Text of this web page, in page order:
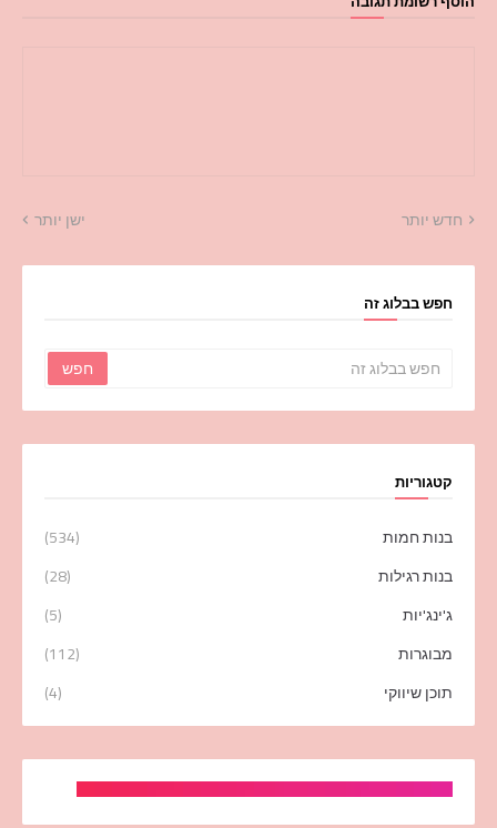
חדש יותר ישן יותר
חפש בבלוג זה
קטגוריות
בנות חמות
(534)
בנות רגילות
(28)
ג'ינג'יות
(5)
מבוגרות
(112)
תוכן שיווקי
(4)